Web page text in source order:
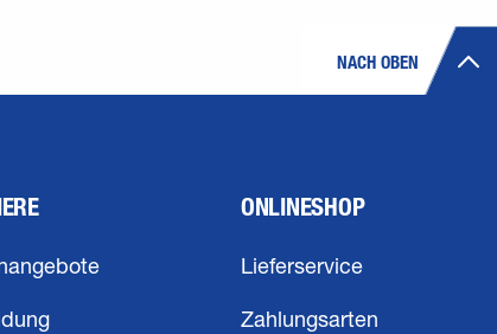
NACH OBEN
ONLINESHOP
Lieferservice
Zahlungsarten